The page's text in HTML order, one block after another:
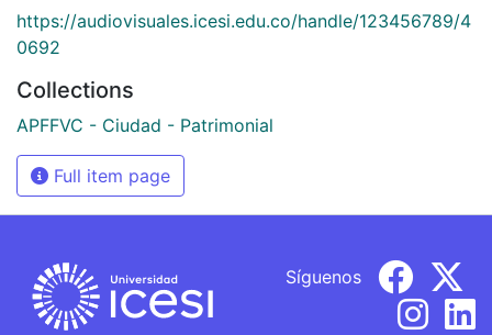
https://audiovisuales.icesi.edu.co/handle/123456789/4
0692
Collections
APFFVC - Ciudad - Patrimonial
Full item page
Síguenos